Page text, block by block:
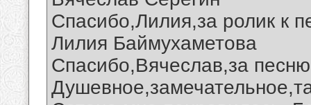
Спасибо,Лилия,за ролик к
Лилия Баймухаметова
Спасибо,Вячеслав,за